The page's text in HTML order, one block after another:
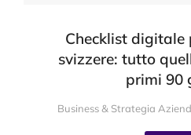
Checklist digitale
svizzere: tutto
primi 90
Business & Strategia